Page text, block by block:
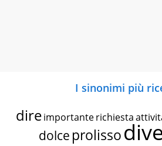
I sinonimi più
dire importante richiesta
dolce prolisso